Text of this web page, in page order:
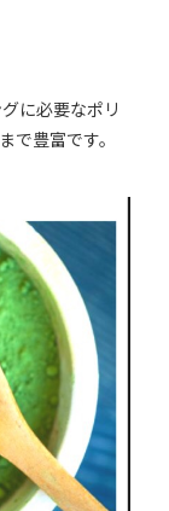
に必要なポリ
で豊富です。